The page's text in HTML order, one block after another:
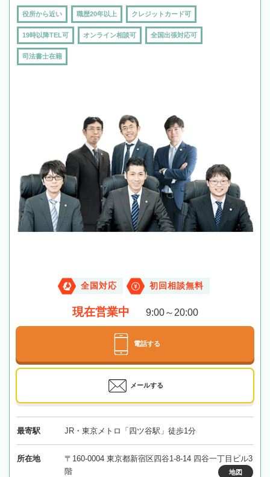
役所から近い 職歴20年以上 クレジットカード可
19時以降TEL可 オンライン相談可 全国出張対応可
司法書士在籍
全国対応 初回相談無料
現在営業中 9:00～20:00
電話する
メールする
最寄駅 JR・東京メトロ「四ツ谷駅」徒歩1分
所在地
〒160-0004 東京都新宿区四谷1-8-14 四谷一丁目ビル3
階
地図